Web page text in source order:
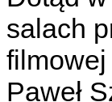
salach
filmowej
Paweł